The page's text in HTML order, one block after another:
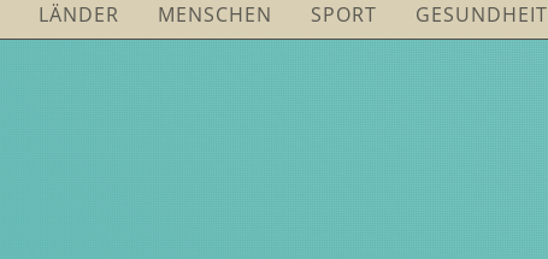
LÄNDER MENSCHEN SPORT GESUNDHEIT